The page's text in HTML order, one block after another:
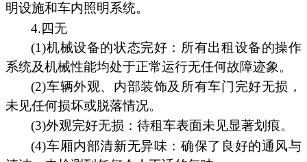
明设施和车内照明系统。
4.四无
(1)机械设备的状态完好：所有出租设备的操作
系统及机械性能均处于正常运行无任何故障迹象。
(2)车辆外观、内部装饰及所有车门完好无损，
未见任何损坏或脱落情况。
(3)外观完好无损：待租车表面未见显著划痕。
(4)车厢内部清新无异味：确保了良好的通风与